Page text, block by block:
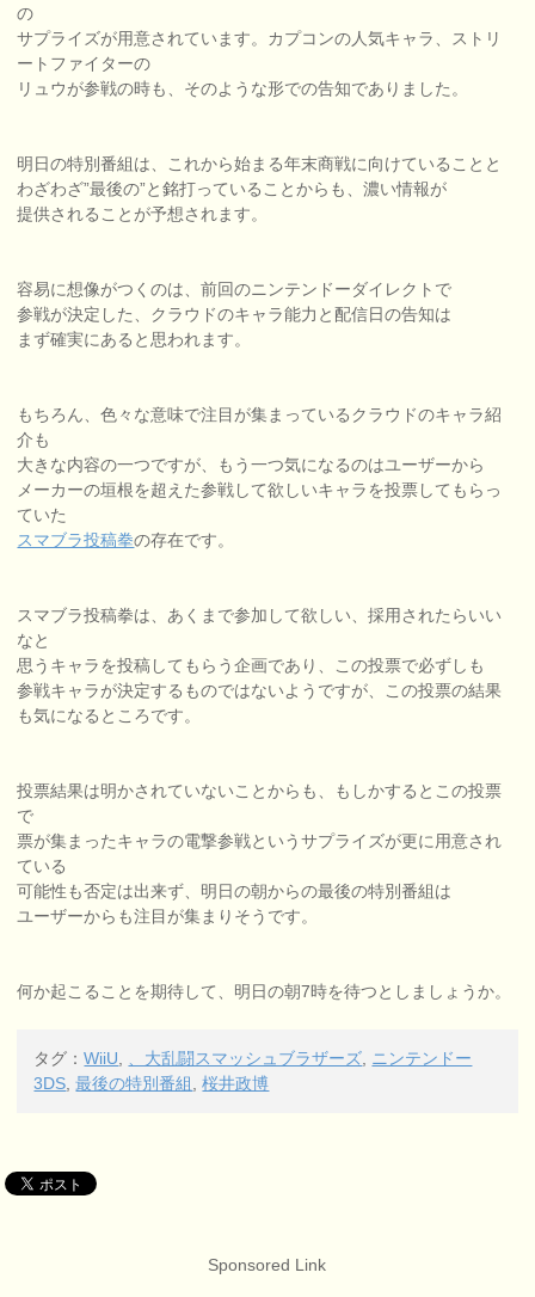
の
サプライズが用意されています。カプコンの人気キャラ、ストリ
ートファイターの
リュウが参戦の時も、そのような形での告知でありました。
明日の特別番組は、これから始まる年末商戦に向けていることと
わざわざ”最後の”と銘打っていることからも、濃い情報が
提供されることが予想されます。
容易に想像がつくのは、前回のニンテンドーダイレクトで
参戦が決定した、クラウドのキャラ能力と配信日の告知は
まず確実にあると思われます。
もちろん、色々な意味で注目が集まっているクラウドのキャラ紹
介も
大きな内容の一つですが、もう一つ気になるのはユーザーから
メーカーの垣根を超えた参戦して欲しいキャラを投票してもらっ
ていた
スマブラ投稿拳の存在です。
スマブラ投稿拳は、あくまで参加して欲しい、採用されたらいい
なと
思うキャラを投稿してもらう企画であり、この投票で必ずしも
参戦キャラが決定するものではないようですが、この投票の結果
も気になるところです。
投票結果は明かされていないことからも、もしかするとこの投票
で
票が集まったキャラの電撃参戦というサプライズが更に用意され
ている
可能性も否定は出来ず、明日の朝からの最後の特別番組は
ユーザーからも注目が集まりそうです。
何か起こることを期待して、明日の朝7時を待つとしましょうか。
タグ：WiiU, 、大乱闘スマッシュブラザーズ, ニンテンドー
3DS,最後の特別番組,桜井政博
Sponsored Link